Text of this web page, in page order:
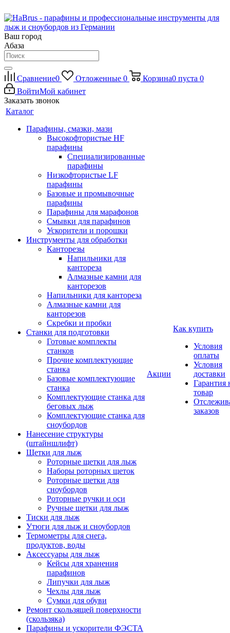
Ваш город
Абаза
Сравнение0 Отложенные 0 Корзина0 пуста 0
ВойтиМой кабинет
Заказать звонок
Каталог
Парафины, смазки, мази
Высокофтористые HF
парафины
Специализированные
парафины
Низкофтористые LF
парафины
Базовые и промывочные
парафины
Парафины для марафонов
Смывки для парафинов
Ускорители и порошки
Инструменты для обработки
Канторезы
Напильники для
кантореза
Алмазные камни для
канторезов
Напильники для кантореза
Алмазные камни для
канторезов
Скребки и пробки
Станки для подготовки
Готовые комплекты
станков
Прочие комплектующие
станка
Базовые комплектующие
станка
Комплектующие станка для
беговых лыж
Комплектующие станка для
сноубордов
Нанесение структуры
(штайншлифт)
Щетки для лыж
Роторные щетки для лыж
Наборы роторных щеток
Роторные щетки для
сноубордов
Роторные ручки и оси
Ручные щетки для лыж
Тиски для лыж
Утюги для лыж и сноубордов
Термометры для снега,
продуктов, воды
Аксессуары для лыж
Кейсы для хранения
парафинов
Липучки для лыж
Чехлы для лыж
Сумки для обуви
Ремонт скользящей поверхности
(скользяка)
Парафины и ускорители ФЭСТА
Акции
Как купить
Условия
оплаты
Условия
доставки
Гарантия
товар
заказов